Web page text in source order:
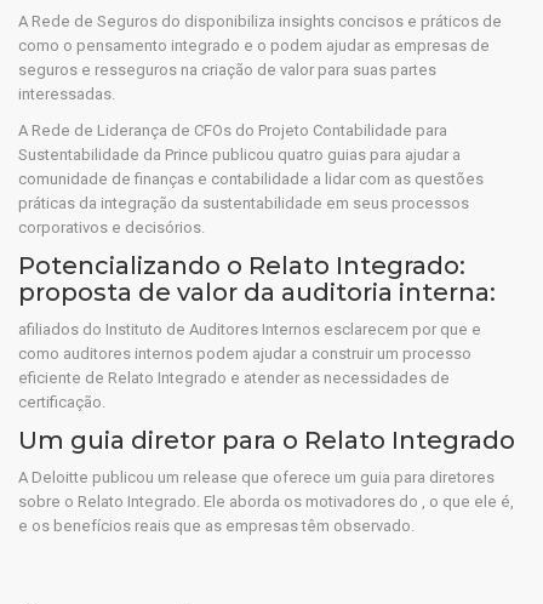
A Rede de Seguros do disponibiliza insights concisos e práticos de
como o pensamento integrado e o podem ajudar as empresas de
seguros e resseguros na criação de valor para suas partes
interessadas.
A Rede de Liderança de CFOs do Projeto Contabilidade para
Sustentabilidade da Prince publicou quatro guias para ajudar a
comunidade de finanças e contabilidade a lidar com as questões
práticas da integração da sustentabilidade em seus processos
corporativos e decisórios.
Potencializando o Relato Integrado:
proposta de valor da auditoria interna:
afiliados do Instituto de Auditores Internos esclarecem por que e
como auditores internos podem ajudar a construir um processo
eficiente de Relato Integrado e atender as necessidades de
certificação.
Um guia diretor para o Relato Integrado
A Deloitte publicou um release que oferece um guia para diretores
sobre o Relato Integrado. Ele aborda os motivadores do , o que ele é,
e os benefícios reais que as empresas têm observado.